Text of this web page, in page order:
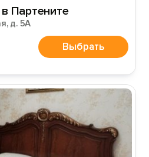
Партените
д. 5А
Выбрать
с помощью